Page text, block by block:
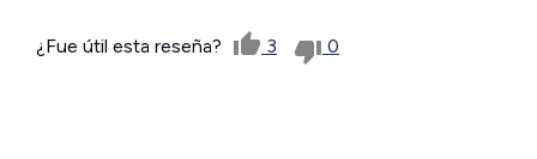
¿Fue útil esta reseña? 3 0